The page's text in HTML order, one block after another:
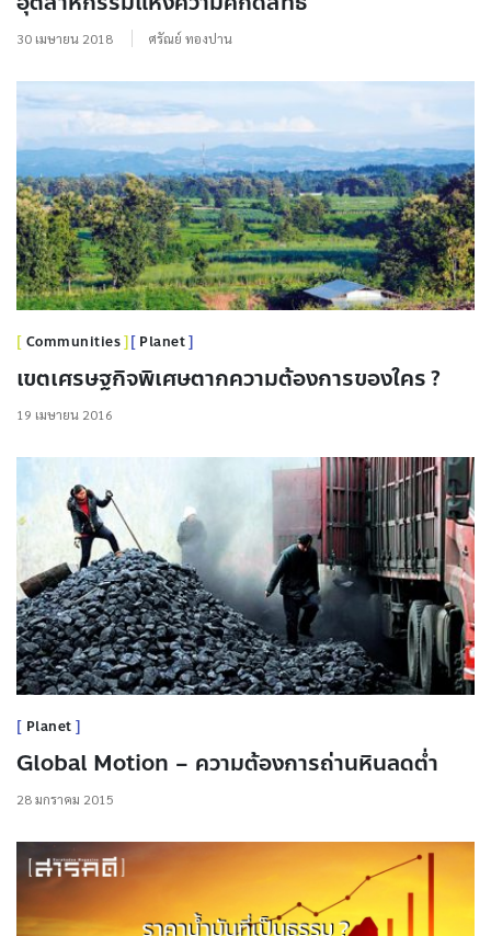
30 เมษายน 2018 ศรัณย์ ทองปาน
Communities Planet
เขตเศรษฐกิจพิเศษตากความต้องการของใคร ?
19 เมษายน 2016
Planet
Global Motion – ความต้องการถ่านหินลดต่ำ
28 มกราคม 2015